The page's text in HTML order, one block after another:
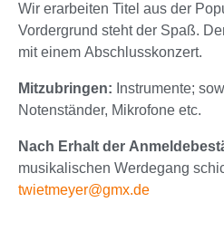
Wir erarbeiten Titel aus der
Vordergrund steht der Spaß.
mit einem Abschlusskonzert.
Mitzubringen: Instrumente;
Notenständer, Mikrofone etc.
Nach Erhalt der
musikalischen Werdegang
twietmeyer@gmx.de